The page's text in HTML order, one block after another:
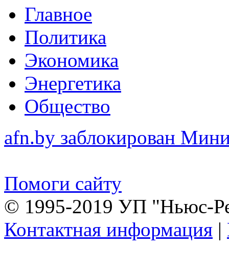
Главное
Политика
Экономика
Энергетика
Общество
afn.by заблокирован
Помоги сайту
© 1995-2019 УП "Ньюс-
Контактная информация |